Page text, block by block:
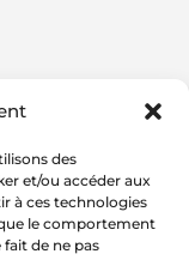
des
et/ou accéder aux
à ces technologies
le comportement
de ne pas